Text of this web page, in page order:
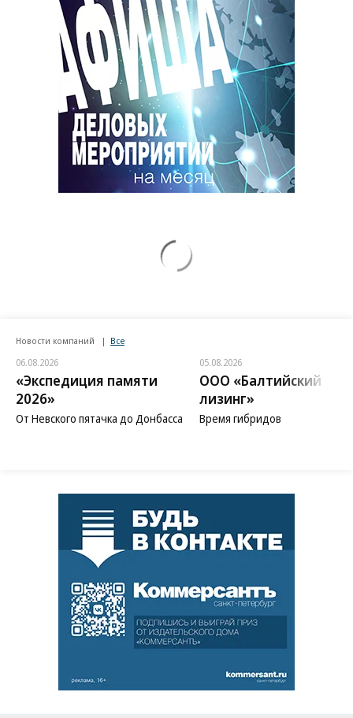
Новости компаний Все
06.08.2026
«Экспедиция памяти
2026»
От Невского пятачка до Донбасса
05.08.2026
ООО «Балтийский
лизинг»
Время гибридов